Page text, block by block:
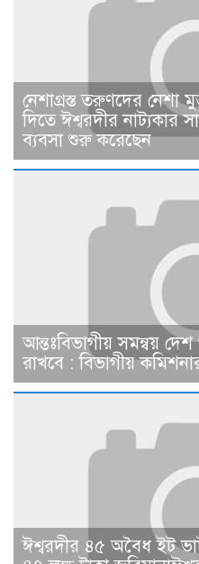
নেশাগ্রস্ত তরুণদের নেশা
দিতে ঈশ্বরদীর
ব্যবসা শুরু করেছেন
আন্তঃবিভাগীয় সমন্বয়
রাখবে : বিভাগীয়
ঈশ্বরদীর ৪৫ অবৈধ ইট